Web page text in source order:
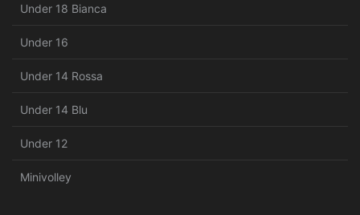
Under 18 Bianca
Under 16
Under 14 Rossa
Under 14 Blu
Under 12
Minivolley